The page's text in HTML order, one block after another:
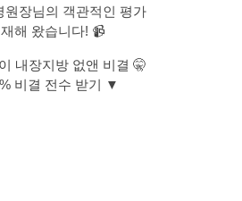
원장님의 객관적인 평가
해 왔습니다! 📹
내장지방 없앤 비결 🤫
비결 전수 받기 ▼